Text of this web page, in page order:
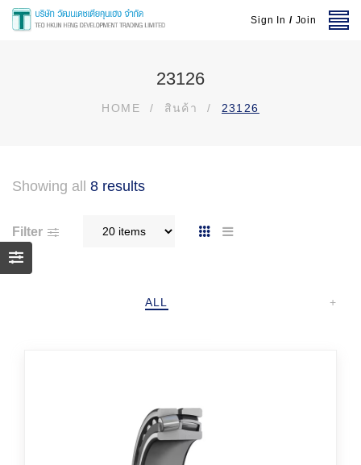
Sign In / Join
23126
HOME / สินค้า / 23126
Showing all 8 results
Filter
ALL +